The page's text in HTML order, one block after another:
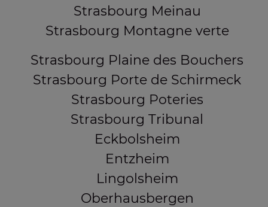
Strasbourg Meinau
Strasbourg Montagne verte
Strasbourg Plaine des Bouchers
Strasbourg Porte de Schirmeck
Strasbourg Poteries
Strasbourg Tribunal
Eckbolsheim
Entzheim
Lingolsheim
Oberhausbergen